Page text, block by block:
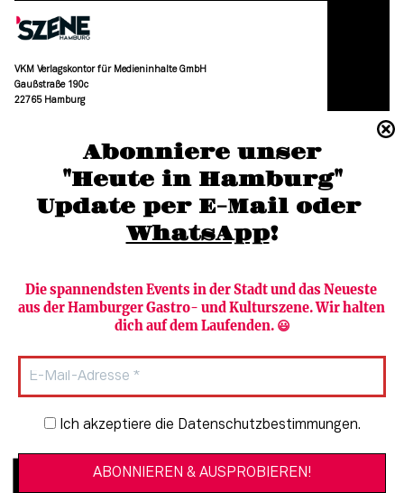
Abonniere unser
"Heute in Hamburg"
Update per E-Mail oder
WhatsApp!
Die spannendsten Events in der Stadt und das Neueste
aus der Hamburger Gastro- und Kulturszene. Wir halten
dich auf dem Laufenden. 😃
Newsletter-Anmeldung
Ich akzeptiere die Datenschutzbestimmungen.
VKM Verlagskontor für Medieninhalte GmbH
Gaußstraße 190c
22765 Hamburg
moc.grubmah-enezs@ofni
Newsletter abonnieren
HAMBURG PUR